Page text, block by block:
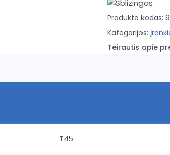
T45
Produkto kodas:
Kategorijos:
Teirautis apie
T45